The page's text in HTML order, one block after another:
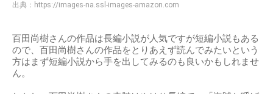
出典： https://images-na.ssl-images-amazon.com
百田尚樹さんの作品は長編小説が人気ですが短編小説もある
ので、百田尚樹さんの作品をとりあえず読んでみたいという
方はまず短編小説から手を出してみるのも良いかもしれませ
ん。